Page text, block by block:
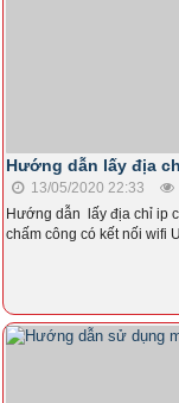
Hướng dẫn lấy địa
13/05/2020 22:33
Hướng dẫn lấy địa chỉ ip
chấm công có kết nối wifi